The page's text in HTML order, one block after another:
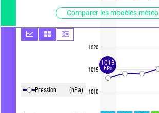
Comparer les modèles météo
Pression (hPa)
1020
1015
1010
1013
hPa